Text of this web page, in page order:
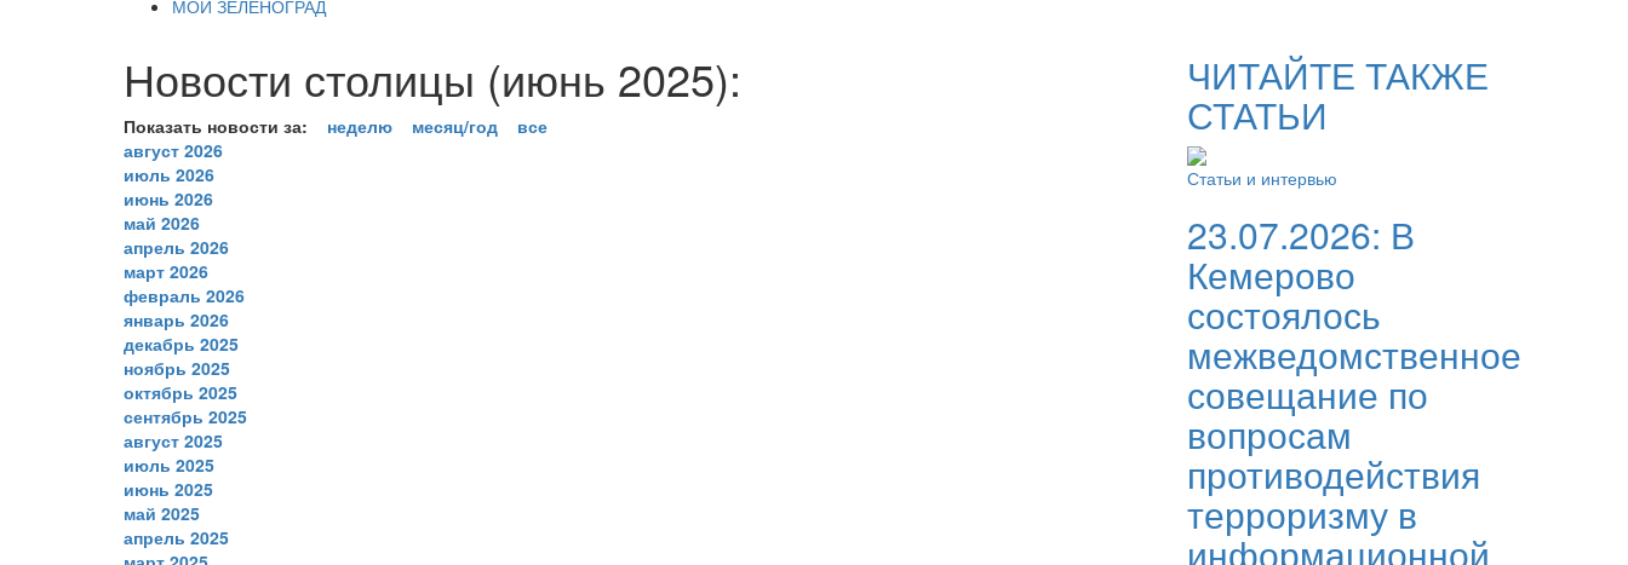
МОЙ ЗЕЛЕНОГРАД
Новости столицы (июнь 2025):
Показать новости за: неделю месяц/год
все
август 2026
июль 2026
июнь 2026
май 2026
апрель 2026
март 2026
февраль 2026
январь 2026
декабрь 2025
ноябрь 2025
октябрь 2025
сентябрь 2025
август 2025
июль 2025
июнь 2025
май 2025
апрель 2025
ЧИТАЙТЕ ТАКЖЕ
СТАТЬИ
Статьи и интервью
23.07.2026: В
Кемерово
состоялось
межведомственное
совещание по
вопросам
противодействия
терроризму в
информационной